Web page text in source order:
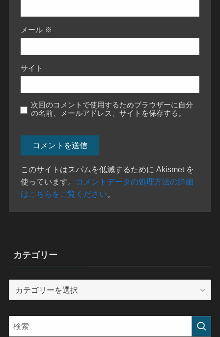
メール ※
サイト
次回のコメントで使用するためブラウザーに自分
の名前、メールアドレス、サイトを保存する。
このサイトはスパムを低減するために Akismet を
使っています。
コメントデータの処理方法の詳細
はこちらをご覧ください。
カテゴリー
リ